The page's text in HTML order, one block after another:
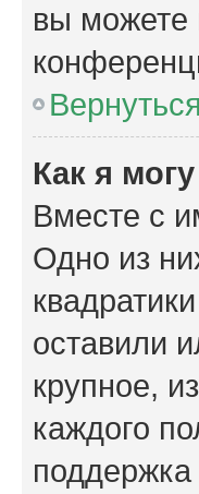
вы можете
Как я
Вместе с
Одно из
оставили
крупное,
каждого
поддержка